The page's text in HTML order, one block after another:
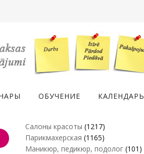
ОБУЧЕНИЕ КАЛЕНДАРЬ
Салоны красоты (1217)
Парикмахерская (1165)
Маникюр, педикюр, подолог (101)